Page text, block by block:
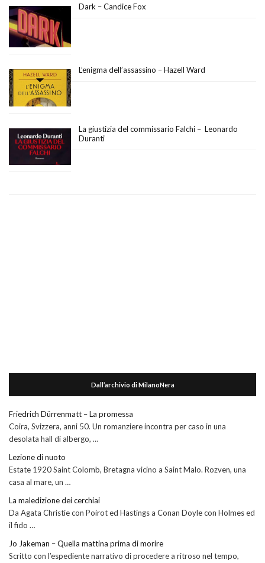
Dark – Candice Fox
L’enigma dell’assassino – Hazell Ward
La giustizia del commissario Falchi – Leonardo
Duranti
Dall’archivio di MilanoNera
Friedrich Dürrenmatt – La promessa
Coira, Svizzera, anni 50. Un romanziere incontra per caso in una
desolata hall di albergo, …
Lezione di nuoto
Estate 1920 Saint Colomb, Bretagna vicino a Saint Malo. Rozven, una
casa al mare, un …
La maledizione dei cerchiai
Da Agata Christie con Poirot ed Hastings a Conan Doyle con Holmes ed
il fido …
Jo Jakeman – Quella mattina prima di morire
Scritto con l’espediente narrativo di procedere a ritroso nel tempo,